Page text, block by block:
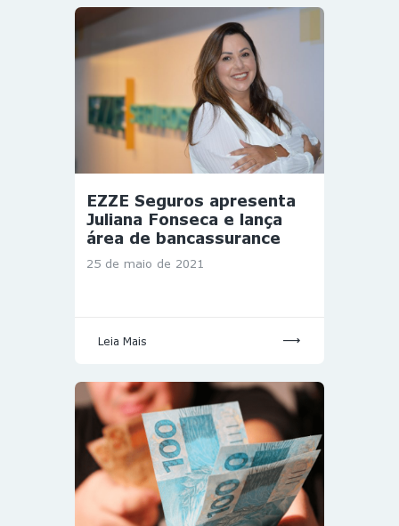
EZZE Seguros apresenta
Juliana Fonseca e lança
área de bancassurance
25 de maio de 2021
Leia Mais